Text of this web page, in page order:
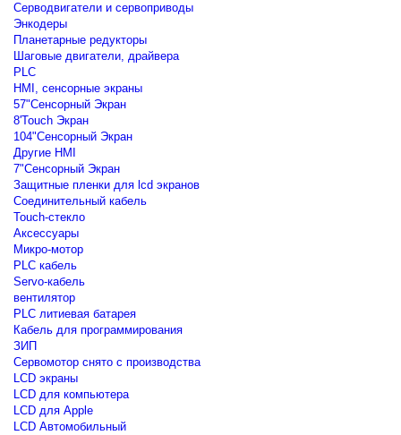
Серводвигатели и сервоприводы
Энкодеры
Планетарные редукторы
Шаговые двигатели, драйвера
PLC
HMI, сенсорные экраны
57"Сенсорный Экран
8'Touch Экран
104"Сенсорный Экран
Другие HMI
7"Сенсорный Экран
Защитные пленки для lcd экранов
Соединительный кабель
Touch-стекло
Аксессуары
Микро-мотор
PLC кабель
Servo-кабель
вентилятор
PLC литиевая батарея
Кабель для программирования
ЗИП
Сервомотор снято с производства
LCD экраны
LCD для компьютера
LCD для Apple
LCD Автомобильный